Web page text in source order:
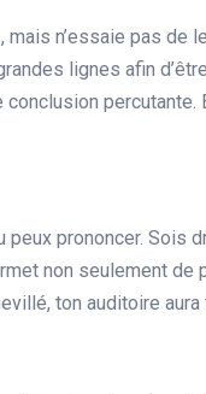
n’essaie pas de
lignes afin
percutante.
prononcer. Sois
non seulement de
ton auditoire